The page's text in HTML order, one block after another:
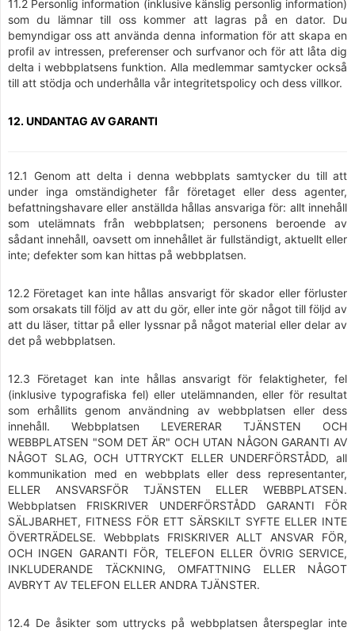
11.2 Personlig information (inklusive känslig personlig information)
som du lämnar till oss kommer att lagras på en dator. Du
bemyndigar oss att använda denna information för att skapa en
profil av intressen, preferenser och surfvanor och för att låta dig
delta i webbplatsens funktion. Alla medlemmar samtycker också
till att stödja och underhålla vår integritetspolicy och dess villkor.
12. UNDANTAG AV GARANTI
12.1 Genom att delta i denna webbplats samtycker du till att
under inga omständigheter får företaget eller dess agenter,
befattningshavare eller anställda hållas ansvariga för: allt innehåll
som utelämnats från webbplatsen; personens beroende av
sådant innehåll, oavsett om innehållet är fullständigt, aktuellt eller
inte; defekter som kan hittas på webbplatsen.
12.2 Företaget kan inte hållas ansvarigt för skador eller förluster
som orsakats till följd av att du gör, eller inte gör något till följd av
att du läser, tittar på eller lyssnar på något material eller delar av
det på webbplatsen.
12.3 Företaget kan inte hållas ansvarigt för felaktigheter, fel
(inklusive typografiska fel) eller utelämnanden, eller för resultat
som erhållits genom användning av webbplatsen eller dess
innehåll. Webbplatsen LEVERERAR TJÄNSTEN OCH
WEBBPLATSEN "SOM DET ÄR" OCH UTAN NÅGON GARANTI AV
NÅGOT SLAG, OCH UTTRYCKT ELLER UNDERFÖRSTÅDD, all
kommunikation med en webbplats eller dess representanter,
ELLER ANSVARSFÖR TJÄNSTEN ELLER WEBBPLATSEN.
Webbplatsen FRISKRIVER UNDERFÖRSTÅDD GARANTI FÖR
SÄLJBARHET, FITNESS FÖR ETT SÄRSKILT SYFTE ELLER INTE
ÖVERTRÄDELSE. Webbplats FRISKRIVER ALLT ANSVAR FÖR,
OCH INGEN GARANTI FÖR, TELEFON ELLER ÖVRIG SERVICE,
INKLUDERANDE TÄCKNING, OMFATTNING ELLER NÅGOT
AVBRYT AV TELEFON ELLER ANDRA TJÄNSTER.
12.4 De åsikter som uttrycks på webbplatsen återspeglar inte